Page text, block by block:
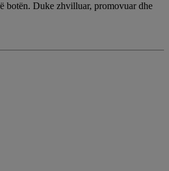
botën. Duke zhvilluar, promovuar dhe